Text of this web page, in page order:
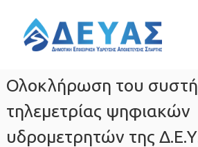
content
Δ.Ε.Υ.Α.
Σπάρτης
Δημοτική
Αποχέτευσης
Ολοκλήρωση του
τηλεμετρίας ψηφιακών
υδρομετρητών της